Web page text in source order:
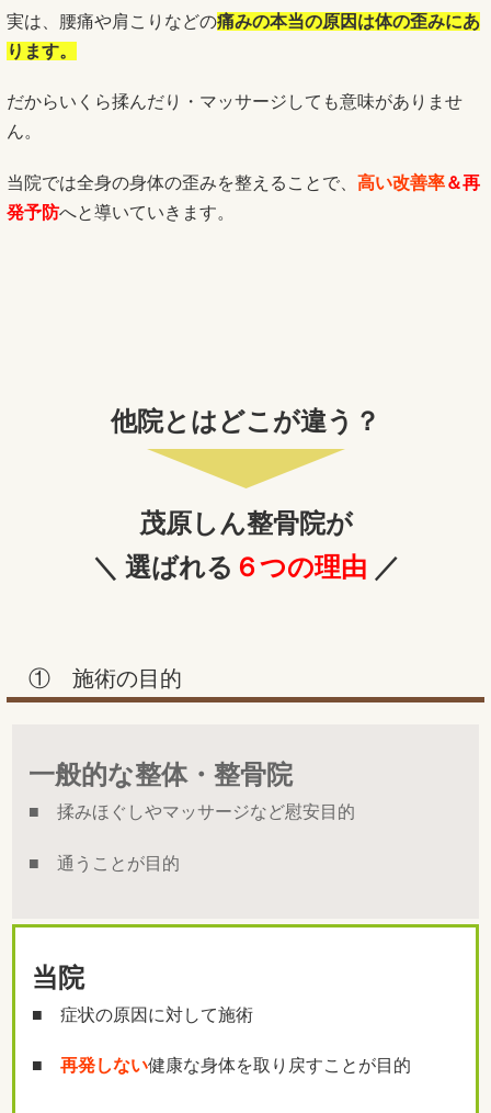
実は、腰痛や肩こりなどの痛みの本当の原因は体の歪みにあ
ります。
だからいくら揉んだり・マッサージしても意味がありませ
ん。
当院では全身の身体の歪みを整えることで、 高い改善率＆再
発予防へと導いていきます。
他院とはどこが違う？
茂原しん整骨院が
＼ 選ばれる ６つの理由 ／
① 施術の目的
一般的な整体・整骨院
■ 揉みほぐしやマッサージなど慰安目的
■ 通うことが目的
当院
■ 症状の原因に対して施術
■ 再発しない健康な身体を取り戻すことが目的